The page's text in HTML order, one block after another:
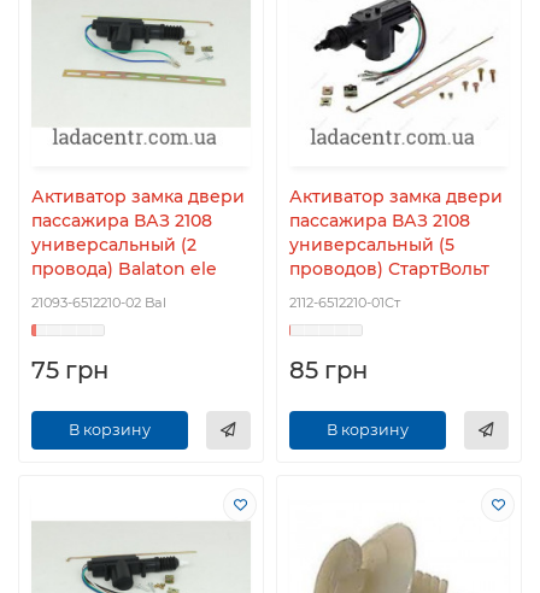
Активатор замка двери
пассажира ВАЗ 2108
универсальный (2
провода) Balaton ele
21093-6512210-02 Bal
75 грн
В корзину
Активатор замка двери
пассажира ВАЗ 2108
универсальный (5
проводов) СтартВольт
2112-6512210-01Ст
85 грн
В корзину